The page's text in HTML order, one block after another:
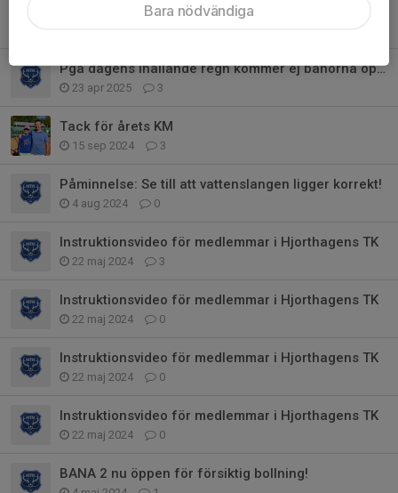
VIKTIG INFO VÅRPREP 19 april
Pga dagens ihållande regn kommer ej banorna öppnas imorgon som planerat.
23 apr 2025 3
Tack för årets KM
15 sep 2024 3
Påminnelse: Se till att vattenslangen ligger korrekt!
4 aug 2024 0
Instruktionsvideo för medlemmar i Hjorthagens TK
22 maj 2024 3
Instruktionsvideo för medlemmar i Hjorthagens TK
22 maj 2024 0
Instruktionsvideo för medlemmar i Hjorthagens TK
22 maj 2024 0
Instruktionsvideo för medlemmar i Hjorthagens TK
22 maj 2024 0
BANA 2 nu öppen för försiktig bollning!
Bara nödvändiga